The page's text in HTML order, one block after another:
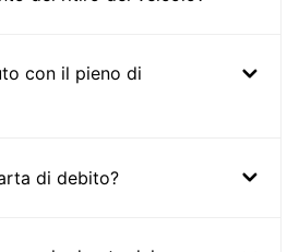
con il pieno di
di debito?